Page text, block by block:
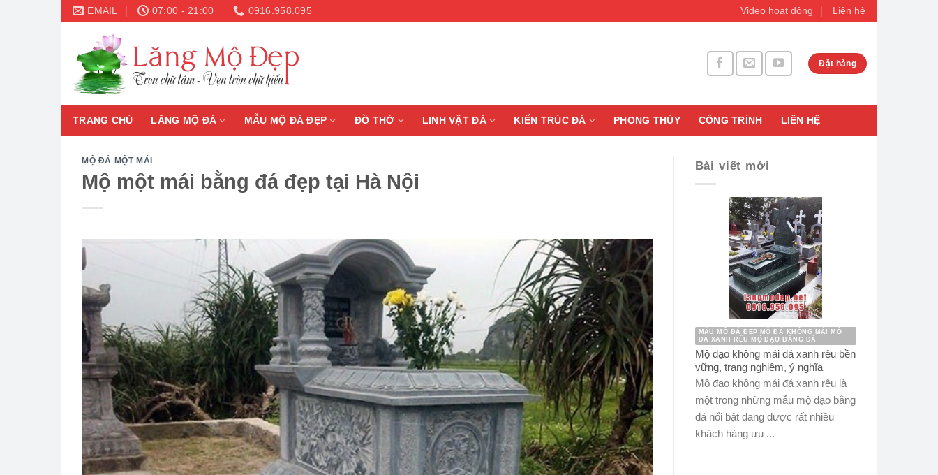
Skip
content
EMAIL 07:00 - 21:00 0916.958.095 Video hoạt động Liên hệ
Đặt hàng
TRANG CHỦ LĂNG MỘ ĐÁ MẪU MỘ ĐÁ ĐẸP ĐỒ THỜ LINH VẬT ĐÁ KIẾN TRÚC ĐÁ PHONG THỦY CÔNG TRÌNH LIÊN HỆ
MỘ ĐÁ MỘT MÁI
Mộ một mái bằng đá đẹp tại Hà Nội
Bài viết mới
MẪU MỘ ĐÁ ĐẸP MỘ ĐÁ KHÔNG MÁI MỘ
ĐÁ XANH RÊU MỘ ĐẠO BẰNG ĐÁ
Mộ đạo không mái đá xanh rêu bền
vững, trang nghiêm, ý nghĩa
Mộ đạo không mái đá xanh rêu là
một trong những mẫu mộ đạo bằng
đá nổi bật đang được rất nhiều
khách hàng ưu ...